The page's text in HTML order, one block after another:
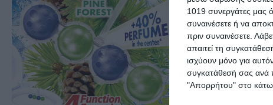
1019 συνεργάτες μας
συναινέσετε ή να
πριν συναινέσετε.
απαιτεί τη
ισχύουν μόνο για
συγκατάθεσή σας ανά
"Απορρήτου" στο κάτω
Cajoline
Μαλακτικό